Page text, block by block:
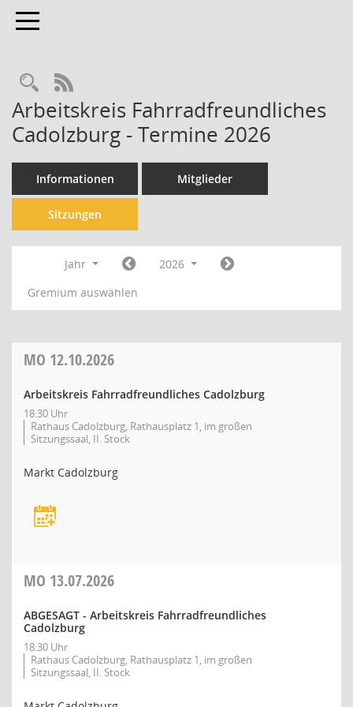
Toggle navigation
Rechercheauswahl
RSS-Feed
Arbeitskreis Fahrradfreundliches
Cadolzburg - Termine 2026
Informationen Mitglieder
Sitzungen
Jahr
2026
Gremium auswählen
MO 12.10.2026
Arbeitskreis Fahrradfreundliches Cadolzburg
18:30 Uhr
Rathaus Cadolzburg, Rathausplatz 1, im großen
Sitzungssaal, II. Stock
Markt Cadolzburg
MO 13.07.2026
ABGESAGT - Arbeitskreis Fahrradfreundliches
Cadolzburg
18:30 Uhr
Rathaus Cadolzburg, Rathausplatz 1, im großen
Sitzungssaal, II. Stock